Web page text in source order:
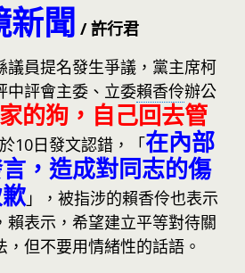
聞 / 許行君
議員提名發生爭議，黨主席柯
中評會主委、立委賴香伶辦公
的狗，自己回去管
10日發文認錯，「在內部
，造成對同志的傷
」，被指涉的賴香伶也表示
賴表示，希望建立平等對待關
但不要用情緒性的話語。